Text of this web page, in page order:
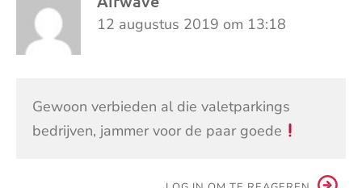
12 augustus 2019 om 13:18
Gewoon verbieden al die valetparkings
bedrijven, jammer voor de paar goede